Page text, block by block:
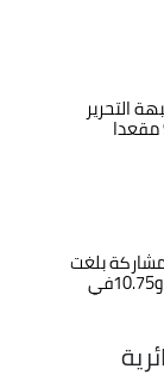
التحرير
بلغت
21.24 بالمائة داخل الوطن و10.75في